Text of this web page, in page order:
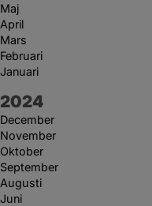
Maj
April
Mars
Februari
Januari
År:
2024
December
November
Oktober
September
Augusti
Juni